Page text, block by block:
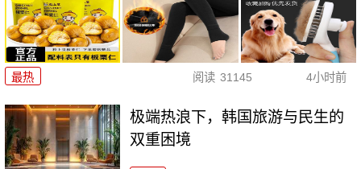
最热 阅读 31145 4小时前
极端热浪下，韩国旅游与民生的
双重困境